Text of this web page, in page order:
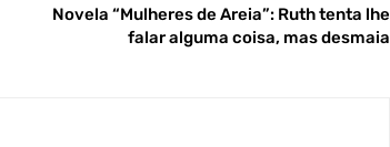
Novela “Mulheres de Areia”: Ruth tenta lhe
falar alguma coisa, mas desmaia